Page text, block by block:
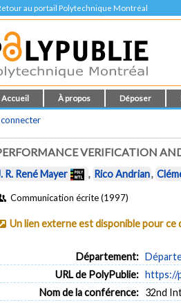
au portail Polytechnique Montréal
Accueil À propos Déposer
connecter
VERIFICATION
R. René Mayer , Rico Andrian,
Communication écrite (1997)
Un lien externe est disponible pour ce
Département:
URL de PolyPublie: https://
Nom de la conférence: 32nd